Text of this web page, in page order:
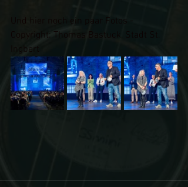
Und hier noch ein paar Fotos -
Copyright: Thomas Bastuck, Stadt St.
Ingbert